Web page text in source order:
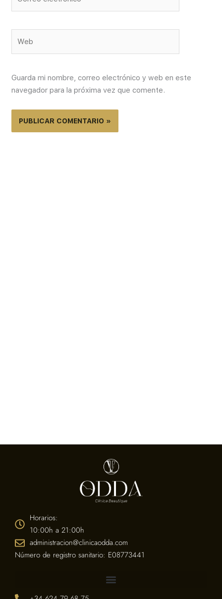
Guarda mi nombre, correo electrónico y web en este
navegador para la próxima vez que comente.
Horarios:
10:00h a 21:00h
administracion@clinicaodda.com
Número de registro sanitario: E08773441